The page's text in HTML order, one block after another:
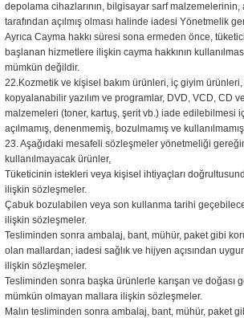
depolama cihazlarının, bilgisayar sarf malzemelerinin,
tarafından açılmış olması halinde iadesi Yönetmelik
Ayrıca Cayma hakkı süresi sona ermeden önce,
başlanan hizmetlere ilişkin cayma hakkının
mümkün değildir.
22.Kozmetik ve kişisel bakım ürünleri, iç giyim
kopyalanabilir yazılım ve programlar, DVD, VCD, CD
malzemeleri (toner, kartuş, şerit vb.) iade edilebilmesi
açılmamış, denenmemiş, bozulmamış ve
23. Aşağıdaki mesafeli sözleşmeler yönetmeliği
kullanılmayacak ürünler,
Tüketicinin istekleri veya kişisel ihtiyaçları
ilişkin sözleşmeler.
Çabuk bozulabilen veya son kullanma tarihi
ilişkin sözleşmeler.
Tesliminden sonra ambalaj, bant, mühür, paket gibi
olan mallardan; iadesi sağlık ve hijyen açısından
ilişkin sözleşmeler.
Tesliminden sonra başka ürünlerle karışan ve doğası
mümkün olmayan mallara ilişkin sözleşmeler.
Malın tesliminden sonra ambalaj, bant, mühür, paket